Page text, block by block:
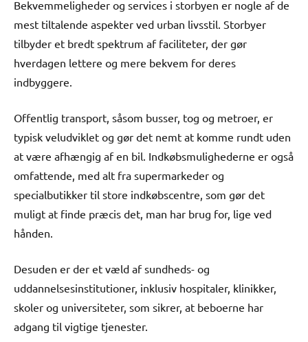
Bekvemmeligheder og services i storbyen er nogle af de
mest tiltalende aspekter ved urban livsstil. Storbyer
tilbyder et bredt spektrum af faciliteter, der gør
hverdagen lettere og mere bekvem for deres
indbyggere.
Offentlig transport, såsom busser, tog og metroer, er
typisk veludviklet og gør det nemt at komme rundt uden
at være afhængig af en bil. Indkøbsmulighederne er også
omfattende, med alt fra supermarkeder og
specialbutikker til store indkøbscentre, som gør det
muligt at finde præcis det, man har brug for, lige ved
hånden.
Desuden er der et væld af sundheds- og
uddannelsesinstitutioner, inklusiv hospitaler, klinikker,
skoler og universiteter, som sikrer, at beboerne har
adgang til vigtige tjenester.